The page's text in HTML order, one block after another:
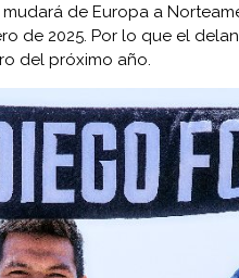
de Europa a
de 2025. Por lo que el
del próximo año.